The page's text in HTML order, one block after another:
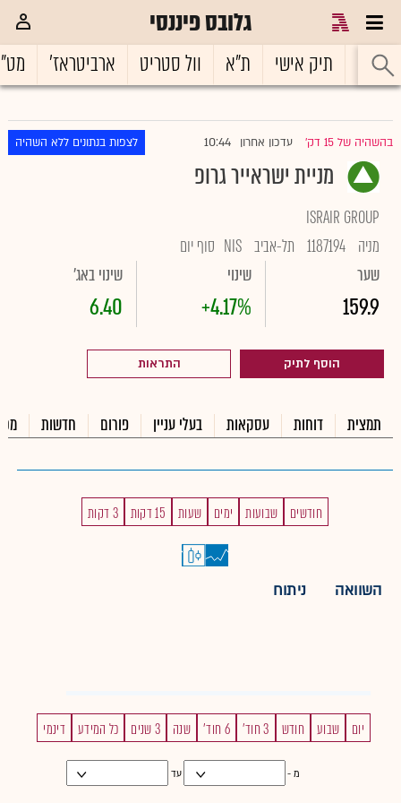
גלובס פיננסי
ראשי תיק אישי ת"א וול סטריט ארביטראז'
בהשהיה של 15 דק' עדכון אחרון 10:44 לצפות בנתונים ללא השהיה
מניית ישראייר גרופ
ISRAIR GROUP
מניה 1187194 תל-אביב NIS סוף יום
שער
159.9
שינוי
+4.17%
שינוי באג'
6.40
הוסף לתיק התראות
תמצית דוחות עסקאות בעלי עניין פורום חדשות
חודשים שבועות ימים שעות 15 דקות 3 דקות
השוואה ניתוח
יום שבוע חודש 3 חוד' 6 חוד' שנה 3 שנים כל המידע דינמי
מ - עד